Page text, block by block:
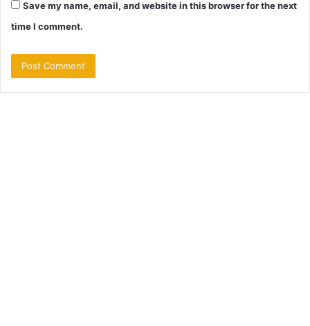
Save my name, email, and website in this browser for the next
time I comment.